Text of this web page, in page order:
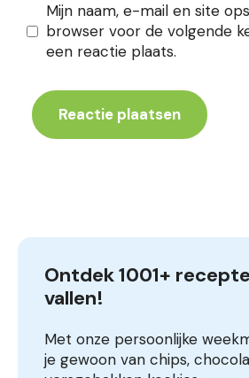
Mijn naam, e-mail en site
browser voor de volgende
een reactie plaats.
Ontdek 1001+
vallen!
Met onze persoonlijke
je gewoon van chips,